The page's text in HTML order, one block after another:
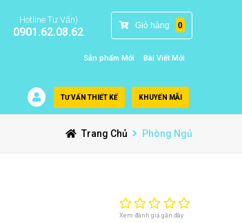
Hotline Tư Vấn)
0901.62.08.62
Giỏ hàng 0
Sản phẩm Mới Bài Viết Mới
TƯ VẤN THIẾT KẾ KHUYẾN MÃI
Trang Chủ Phòng Ngủ
Xem đánh giá gần đây